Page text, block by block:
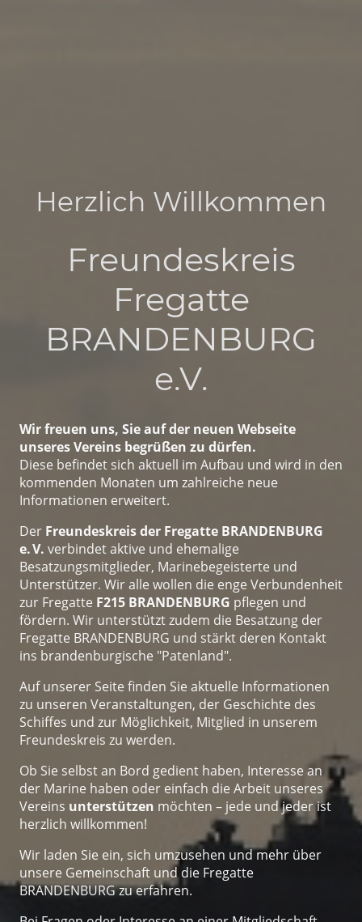
Herzlich Willkommen
Freundeskreis
Fregatte
BRANDENBURG
e.V.
Wir freuen uns, Sie auf der neuen Webseite
unseres Vereins begrüßen zu dürfen.
Diese befindet sich aktuell im Aufbau und wird in den
kommenden Monaten um zahlreiche neue
Informationen erweitert.
Der Freundeskreis der Fregatte BRANDENBURG
e. V. verbindet aktive und ehemalige
Besatzungsmitglieder, Marinebegeisterte und
Unterstützer. Wir alle wollen die enge Verbundenheit
zur Fregatte F215 BRANDENBURG pflegen und
fördern. Wir unterstützt zudem die Besatzung der
Fregatte BRANDENBURG und stärkt deren Kontakt
ins brandenburgische "Patenland".
Auf unserer Seite finden Sie aktuelle Informationen
zu unseren Veranstaltungen, der Geschichte des
Schiffes und zur Möglichkeit, Mitglied in unserem
Freundeskreis zu werden.
Ob Sie selbst an Bord gedient haben, Interesse an
der Marine haben oder einfach die Arbeit unseres
Vereins unterstützen möchten – jede und jeder ist
herzlich willkommen!
Wir laden Sie ein, sich umzusehen und mehr über
unsere Gemeinschaft und die Fregatte
BRANDENBURG zu erfahren.